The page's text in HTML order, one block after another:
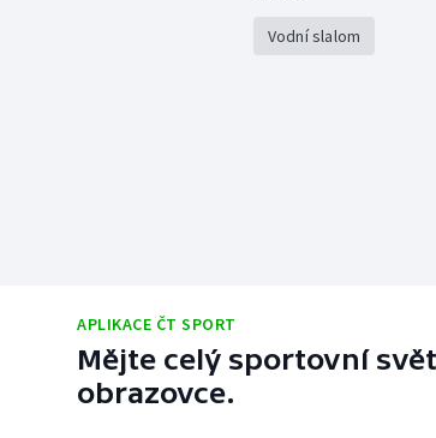
Vodní slalom
APLIKACE ČT SPORT
Mějte celý sportovní
obrazovce.